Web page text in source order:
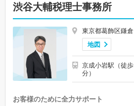
渋谷大輔税理士事務所
東京都葛飾区鎌
地図
京成小岩駅（徒
分）
お客様のために全力サポート